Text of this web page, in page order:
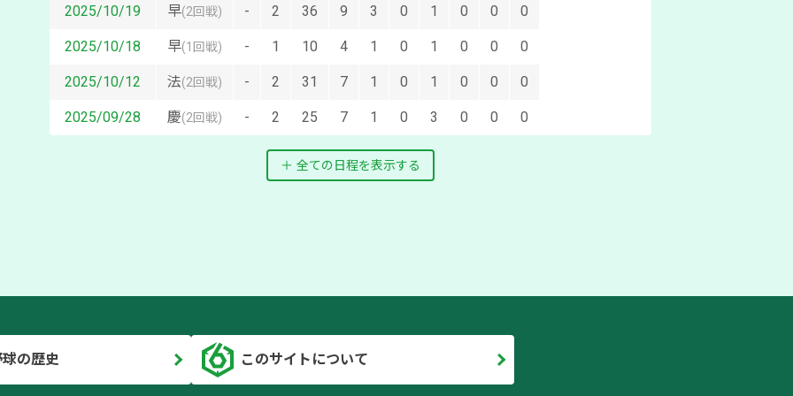
2025/10/19 早(2回戦) - 2 36 9 3 0 1 0 0 0
2025/10/18 早(1回戦) - 1 10 4 1 0 1 0 0 0
2025/10/12 法(2回戦) - 2 31 7 1 0 1 0 0 0
2025/09/28 慶(2回戦) - 2 25 7 1 0 3 0 0 0
全ての日程を表示する
の歴史 このサイトについて